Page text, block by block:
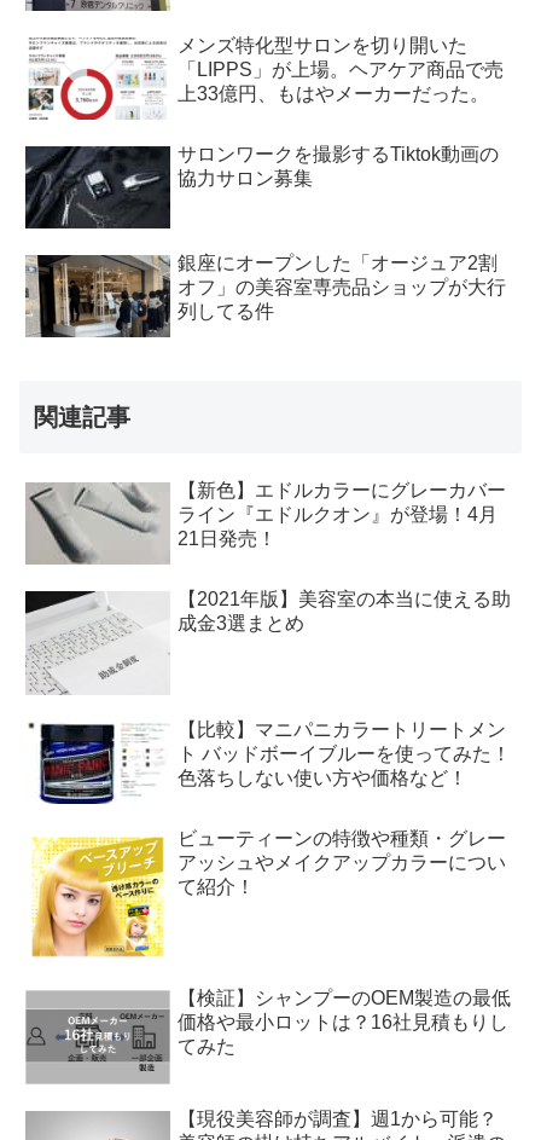
メンズ特化型サロンを切り開いた
「LIPPS」が上場。ヘアケア商品で売
上33億円、もはやメーカーだった。
サロンワークを撮影するTiktok動画の
協力サロン募集
銀座にオープンした「オージュア2割
オフ」の美容室専売品ショップが大行
列してる件
関連記事
【新色】エドルカラーにグレーカバー
ライン『エドルクオン』が登場！4月
21日発売！
【2021年版】美容室の本当に使える助
成金3選まとめ
【比較】マニパニカラートリートメン
ト バッドボーイブルーを使ってみた！
色落ちしない使い方や価格など！
ビューティーンの特徴や種類・グレー
アッシュやメイクアップカラーについ
て紹介！
【検証】シャンプーのOEM製造の最低
価格や最小ロットは？16社見積もりし
てみた
【現役美容師が調査】週1から可能？